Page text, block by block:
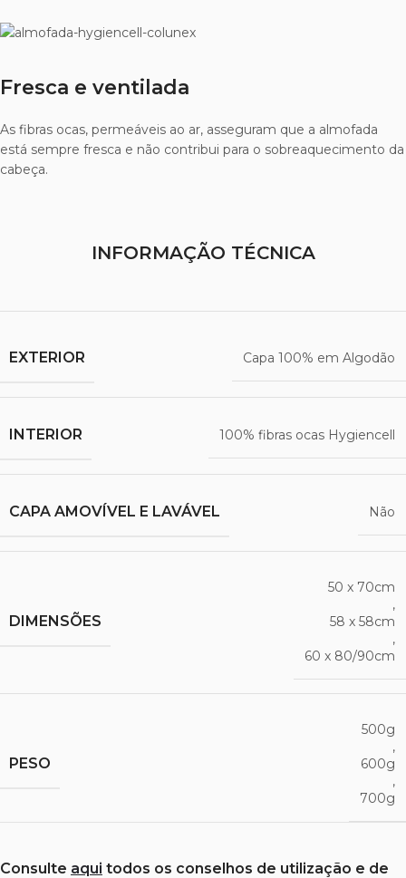
Fresca e ventilada
As fibras ocas, permeáveis ao ar, asseguram que a almofada
está sempre fresca e não contribui para o sobreaquecimento da
cabeça.
INFORMAÇÃO TÉCNICA
EXTERIOR Capa 100% em Algodão
INTERIOR 100% fibras ocas Hygiencell
CAPA AMOVÍVEL E LAVÁVEL Não
DIMENSÕES
50 x 70cm
,
58 x 58cm
,
60 x 80/90cm
PESO
500g
,
600g
,
700g
Consulte aqui todos os conselhos de utilização e de